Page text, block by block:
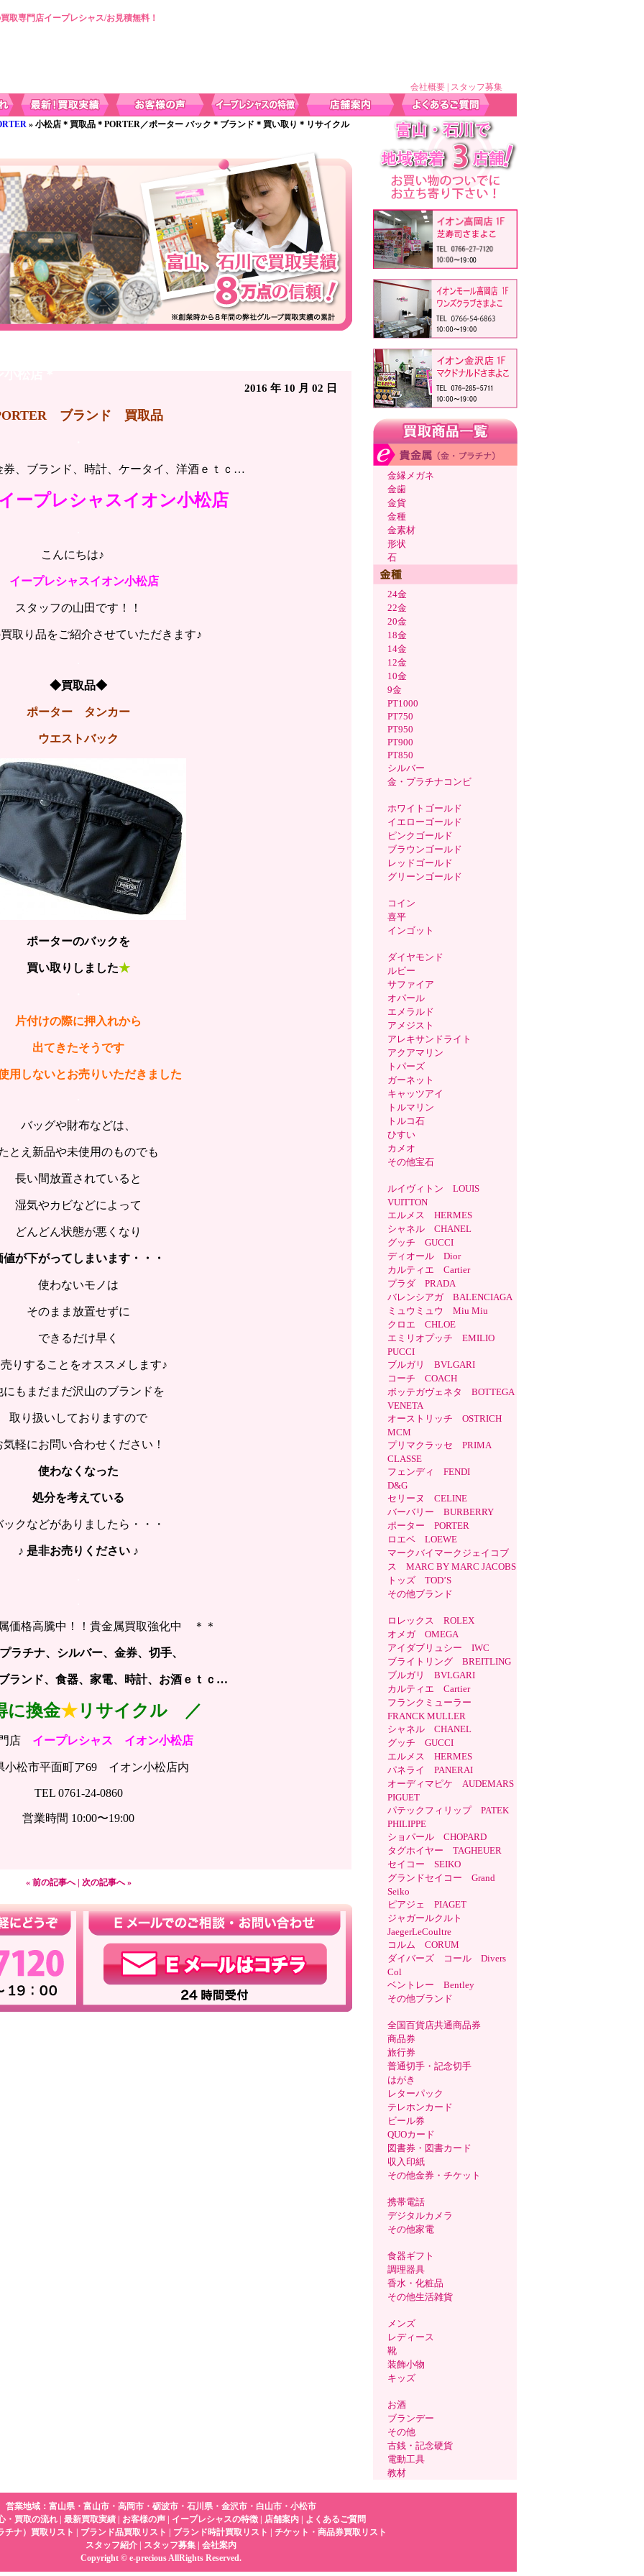
取専門店イープレシャス/お見積無料！
会社概要 スタッフ募集
» 小松店＊買取品＊PORTER／ポーター バック＊ブランド＊買い取り＊リサイクル
2016 年 10 月 02 日
ブランド 買取品
、ブランド、時計、ケータイ、洋酒ｅｔｃ…
ープレシャスイオン小松店
こんにちは♪
ープレシャスイオン小松店
スタッフの山田です！！
取り品をご紹介させていただきます♪
◆買取品◆
ポーター タンカー
ウエストバック
ポーターのバックを
買い取りしました★
片付けの際に押入れから
出てきたそうです
用しないとお売りいただきました
バッグや財布などは、
とえ新品や未使用のものでも
長い間放置されていると
湿気やカビなどによって
どんどん状態が悪くなり
値が下がってしまいます・・・
使わないモノは
そのまま放置せずに
できるだけ早く
りすることをオススメします♪
にもまだまだ沢山のブランドを
取り扱いしておりますので
気軽にお問い合わせください！
使わなくなった
処分を考えている
ックなどがありましたら・・・
♪ 是非お売りください ♪
価格高騰中！！貴金属買取強化中 ＊＊
ラチナ、シルバー、金券、切手、
ンド、食器、家電、時計、お酒 ｅｔｃ…
換金★リサイクル ／
店 イープレシャス イオン小松店
小松市平面町ア69 イオン小松店内
TEL 0761-24-0860
営業時間 10:00〜19:00
« 前の記事へ| 次の記事へ »
金縁メガネ
金歯
金貨
金種
金素材
形状
石
24金
22金
20金
18金
14金
12金
10金
9金
PT1000
PT750
PT950
PT900
PT850
シルバー
金・プラチナコンビ
ホワイトゴールド
イエローゴールド
ピンクゴールド
ブラウンゴールド
レッドゴールド
グリーンゴールド
コイン
喜平
インゴット
ダイヤモンド
ルビー
サファイア
オパール
エメラルド
アメジスト
アレキサンドライト
アクアマリン
トパーズ
ガーネット
キャッツアイ
トルマリン
トルコ石
ひすい
カメオ
その他宝石
ルイヴィトン LOUIS
VUITTON
エルメス HERMES
シャネル CHANEL
グッチ GUCCI
ディオール Dior
カルティエ Cartier
プラダ PRADA
バレンシアガ BALENCIAGA
ミュウミュウ Miu Miu
クロエ CHLOE
エミリオプッチ EMILIO
PUCCI
ブルガリ BVLGARI
コーチ COACH
ボッテガヴェネタ BOTTEGA
VENETA
オーストリッチ OSTRICH
MCM
プリマクラッセ PRIMA
CLASSE
フェンディ FENDI
D&G
セリーヌ CELINE
バーバリー BURBERRY
ポーター PORTER
ロエベ LOEWE
マークバイマークジェイコブ
ス MARC BY MARC JACOBS
トッズ TOD’S
その他ブランド
ロレックス ROLEX
オメガ OMEGA
アイダブリュシー IWC
ブライトリング BREITLING
ブルガリ BVLGARI
カルティエ Cartier
フランクミューラー
FRANCK MULLER
シャネル CHANEL
グッチ GUCCI
エルメス HERMES
パネライ PANERAI
オーディマピケ AUDEMARS
PIGUET
パテックフィリップ PATEK
PHILIPPE
ショパール CHOPARD
タグホイヤー TAGHEUER
セイコー SEIKO
グランドセイコー Grand
Seiko
ピアジェ PIAGET
ジャガールクルト
JaegerLeCoultre
コルム CORUM
ダイバーズ コール Divers
Col
ベントレー Bentley
その他ブランド
全国百貨店共通商品券
商品券
旅行券
普通切手・記念切手
はがき
レターパック
テレホンカード
ビール券
QUOカード
図書券・図書カード
収入印紙
その他金券・チケット
携帯電話
デジタルカメラ
その他家電
食器ギフト
調理器具
香水・化粧品
その他生活雑貨
メンズ
レディース
靴
装飾小物
キッズ
お酒
ブランデー
その他
古銭・記念硬貨
電動工具
教材
営業地域：富山県・富山市・高岡市・砺波市・石川県・金沢市・白山市・小松市
・買取の流れ
最新買取実績 お客様の声 イープレシャスの特徴 店舗案内
よくあるご質問
チナ）買取リスト
ブランド品買取リスト ブランド時計買取リスト
チケット・商品券買取リスト
スタッフ紹介
スタッフ募集
会社案内
Copyright © e-precious AllRights Reserved.